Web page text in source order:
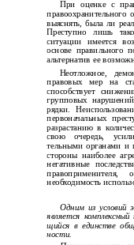
При оценке с
правоохранительного
выяснять, была ли
Преступно лишь
ситуации имеется
основе правильного
альтернатив ее
Неотложное,
правовых мер на
способствует
групповых
рядки.
первоначальных
разрастанию в
свою очередь,
тельными органами и
стороны наиболее
негативные
необходимость
Одним из условий
является
щийся в единстве
ности.